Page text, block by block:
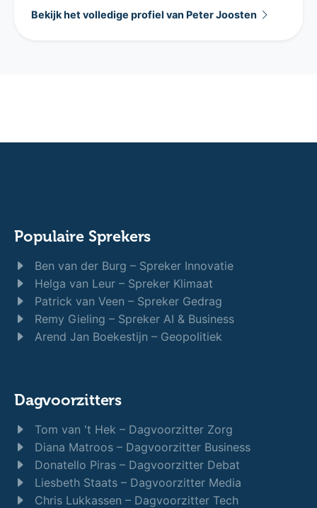
Bekijk het volledige profiel van Peter Joosten
Populaire Sprekers
Ben van der Burg – Spreker Innovatie
Helga van Leur – Spreker Klimaat
Patrick van Veen – Spreker Gedrag
Remy Gieling – Spreker AI & Business
Arend Jan Boekestijn – Geopolitiek
Dagvoorzitters
Tom van 't Hek – Dagvoorzitter Zorg
Diana Matroos – Dagvoorzitter Business
Donatello Piras – Dagvoorzitter Debat
Liesbeth Staats – Dagvoorzitter Media
Chris Lukkassen – Dagvoorzitter Tech